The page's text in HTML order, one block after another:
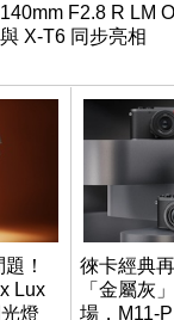
140mm F2.8 R LM
與 X-T6 同步亮相
！
Lux
燈
徠卡經典
「金屬灰
場，M11-